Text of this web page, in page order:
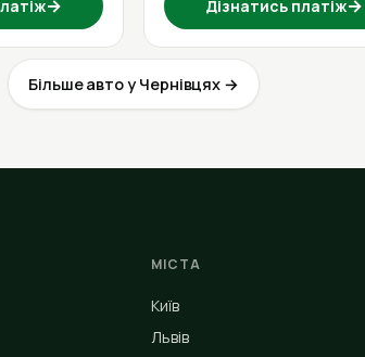
→ Дізнатись платіж→
Більше авто у Чернівцях →
МІСТА
Київ
Львів